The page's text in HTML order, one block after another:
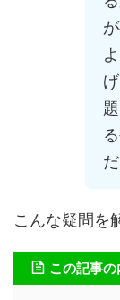
こんな疑問を
この記事の